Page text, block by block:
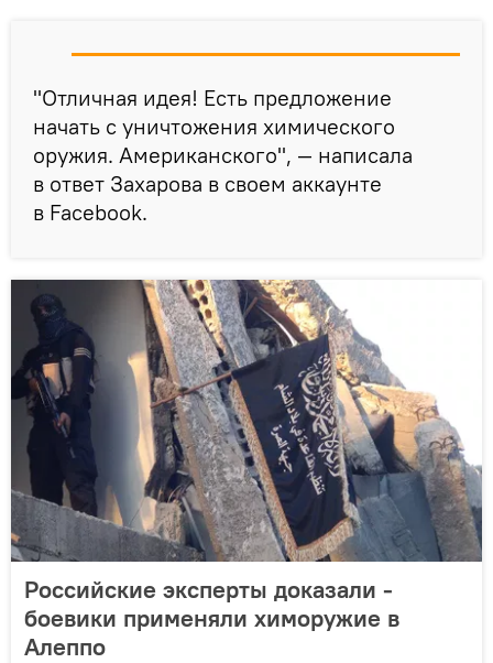
"Отличная идея! Есть предложение
начать с уничтожения химического
оружия. Американского", — написала
в ответ Захарова в своем аккаунте
в Facebook.
Российские эксперты доказали -
боевики применяли химоружие в
Алеппо